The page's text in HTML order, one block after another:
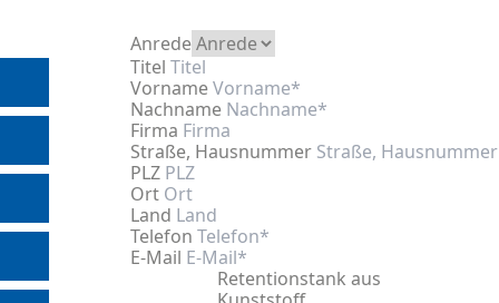
REGENWASSERNUTZUNG
VERSICKERUNG
REGENWASSERBEHANDLUNG
STEIGBÜGEL UND DÜBELHÜLSEN
BETONTEILFERTIGUNG
Anrede
Titel
Vorname
Nachname
Firma
Straße, Hausnummer
PLZ
Ort
Land
Telefon
E-Mail